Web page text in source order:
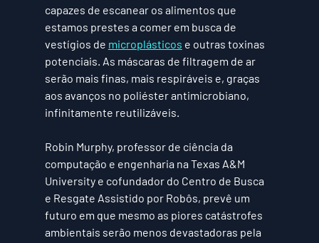
capazes de escanear os alimentos que
estamos prestes a comer em busca de
vestígios de microplásticos e outras toxinas
potenciais. As máscaras de filtragem de ar
serão mais finas, mais respiráveis ​​e, graças
aos avanços no poliéster antimicrobiano,
infinitamente reutilizáveis.
Robin Murphy, professor de ciência da
computação e engenharia na Texas A&M
University e cofundador do Centro de Busca
e Resgate Assistido por Robôs, prevê um
futuro em que mesmo as piores catástrofes
ambientais serão menos devastadoras pela